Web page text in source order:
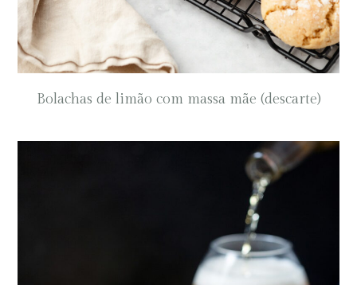
Bolachas de limão com massa mãe (descarte)